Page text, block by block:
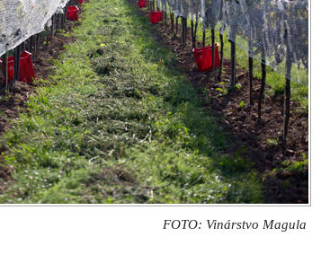
minifestivalu Vlci a ruže v rodinnom vinárstve Magula v Suchej
vína a leta v rodinnom vinárstve Magulovcov v Suchej nad
dožinky. Obcou prejde krojovaný sprievod, chýbať nebude
výrobky
otužilci
farme rodinného vinárstva Magulovcov so skvelým programom
. Both comments and pings are currently closed.